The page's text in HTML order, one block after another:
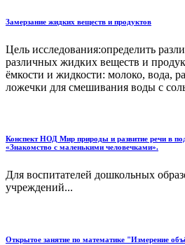
Замерзание жидких веществ и продуктов
Цель исследования:определить
различных жидких веществ и
ёмкости и жидкости: молоко, вода,
ложечки для смешивания воды с
Конспект НОД Мир природы и развитие речи в
«Знакомство с маленькими человечками».
Для воспитателей дошкольных
учреждений...
Открытое занятие по математике "Измерение